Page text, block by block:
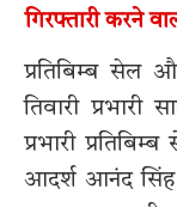
गिरफ्तारी करने
प्रतिबिम्ब सेल
तिवारी प्रभारी
प्रभारी
आदर्श आनंद सिंह